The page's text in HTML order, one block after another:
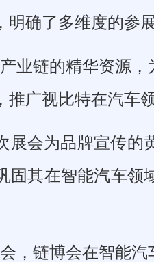
确了多维度的参展
业链的精华资源
广视比特在汽车
展会为品牌宣传
固其在智能汽车领
，链博会在智能